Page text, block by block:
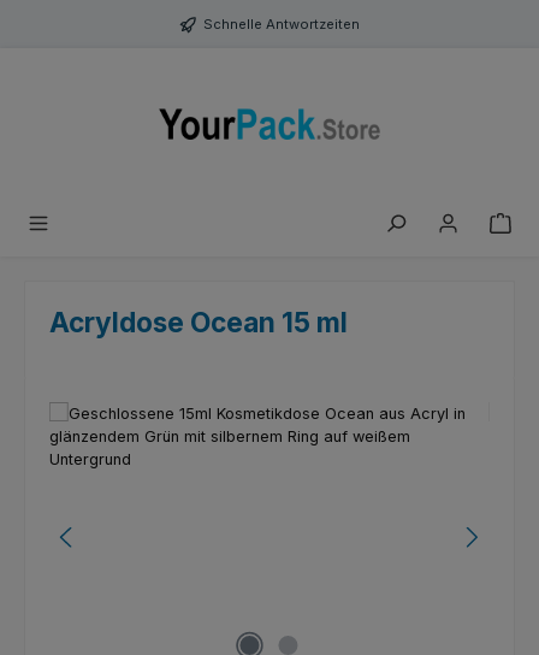
Zum Hauptinhalt springen Schnelle Antwortzeiten
Acryldose Ocean 15 ml
Bildergalerie überspringen